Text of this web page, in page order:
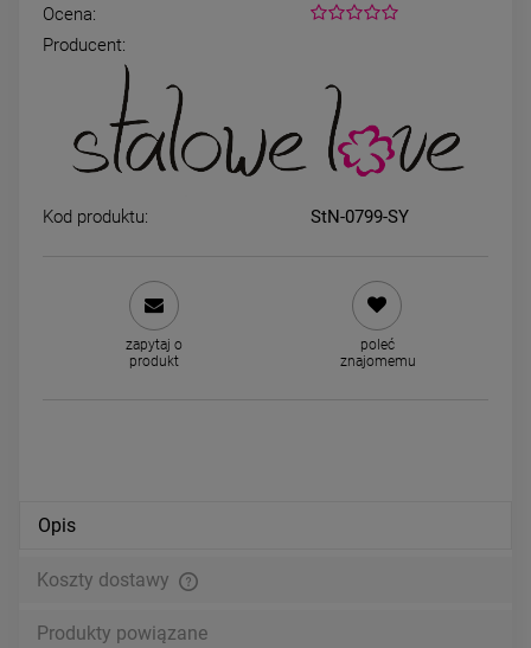
Bransoletka STAL
69,00 zł
DO KOSZYKA
Naszyjnik STAL
kamień brązowy kółka
59,00 zł
DO KOSZYKA
Ocena:
Producent:
Kod produktu: StN-0799-SY
zapytaj o
produkt
poleć
znajomemu
Opis
Koszty dostawy
Produkty powiązane